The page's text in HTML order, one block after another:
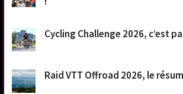
Cycling Challenge 2026, c’est
Raid VTT Offroad 2026, le